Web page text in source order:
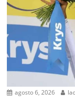
agosto 6, 2026